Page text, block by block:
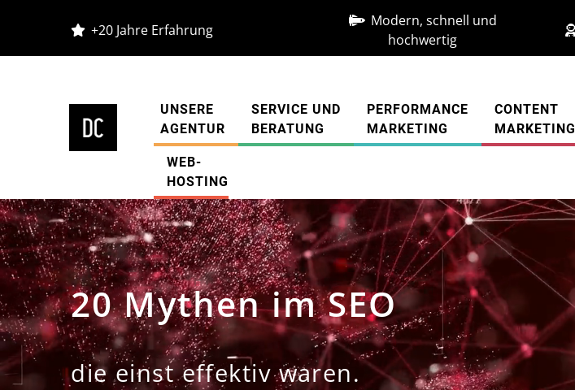
+20 Jahre Erfahrung
Modern, schnell und
hochwertig
UNSERE
AGENTUR
SERVICE UND
BERATUNG
PERFORMANCE
MARKETING
CONTENT
MARKETING
WEB-
HOSTING
20 Mythen im SEO
die einst effektiv waren.